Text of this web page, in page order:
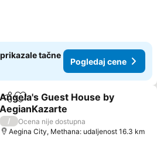
tačne
Pogledaj cene
Deli Dodati u favorite
Angela's Guest House by
AegianKazarte
/
Ocena nije dostupna
Aegina City, Methana: udaljenost 16.3 km